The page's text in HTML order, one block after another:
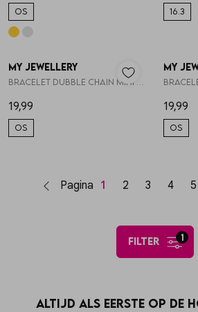
OS 16.3
1 /2
My Jewellery
19,99
OS
1 /2
My
19,99
OS
Pagina 1 2 3 4 5
1
filter
Altijd als eerste op de